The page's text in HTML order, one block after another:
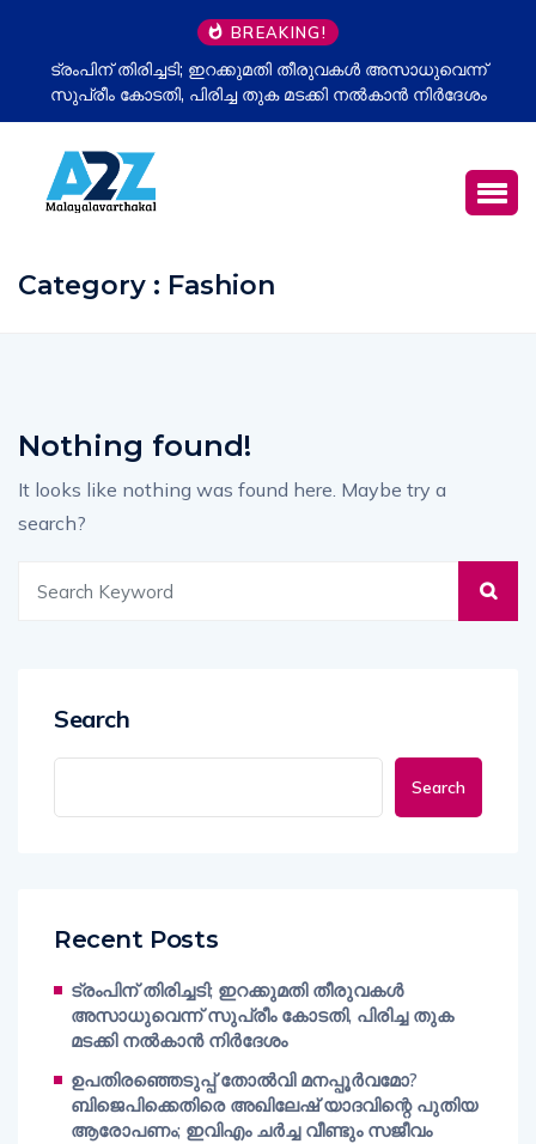
BREAKING!
ട്രംപിന് തിരിച്ചടി; ഇറക്കുമതി തീരുവകൾ അസാധുവെന്ന്
സുപ്രീം കോടതി, പിരിച്ച തുക മടക്കി നൽകാൻ നിർദേശം
Category : Fashion
Nothing found!
It looks like nothing was found here. Maybe try a
search?
Search
Search
Recent Posts
ട്രംപിന് തിരിച്ചടി; ഇറക്കുമതി തീരുവകൾ
അസാധുവെന്ന് സുപ്രീം കോടതി, പിരിച്ച തുക
മടക്കി നൽകാൻ നിർദേശം
ഉപതിരഞ്ഞെടുപ്പ് തോൽവി മനപ്പൂർവമോ?
ബിജെപിക്കെതിരെ അഖിലേഷ് യാദവിന്റെ പുതിയ
ആരോപണം; ഇവിഎം ചർച്ച വീണ്ടും സജീവം